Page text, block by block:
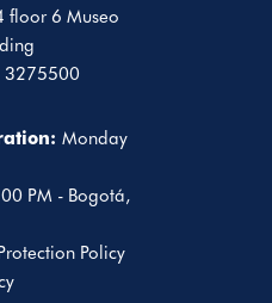
floor 6 Museo
3275500
Monday
PM - Bogotá,
Policy